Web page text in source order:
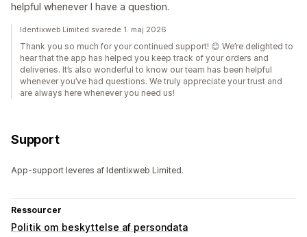
helpful whenever I have a question.
Identixweb Limited svarede 1. maj 2026
Thank you so much for your continued support! 😊 We’re delighted to
hear that the app has helped you keep track of your orders and
deliveries. It’s also wonderful to know our team has been helpful
whenever you’ve had questions. We truly appreciate your trust and
are always here whenever you need us!
Support
App-support leveres af Identixweb Limited.
Ressourcer
Politik om beskyttelse af persondata